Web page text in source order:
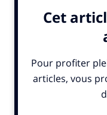
(A.S.O.) depuis 2012
d’organisation des
solide dans de
communication,
»